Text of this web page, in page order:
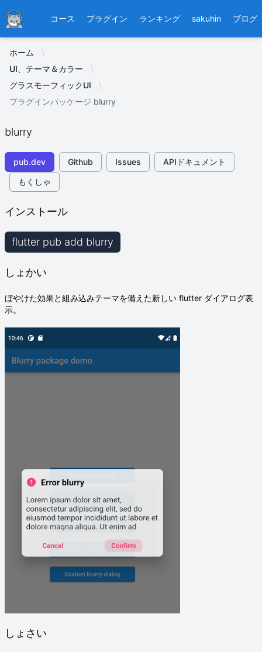
Ducafecat コース プラグイン ランキング sakuhin ブログ
ホーム
UI、テーマ＆カラー
グラスモーフィックUI
プラグインパッケージ blurry
blurry
pub.dev Github Issues
APIドキュメント
もくしゃ
インストール
flutter pub add blurry
しょかい
ぼやけた効果と組み込みテーマを備えた新しい flutter ダイアログ表
示。
しょさい